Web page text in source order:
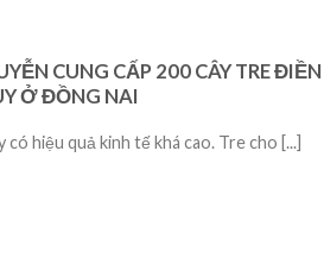
CUNG CẤP 200 CÂY TRE ĐIỀN
Ở ĐỒNG NAI
có hiệu quả kinh tế khá cao. Tre cho [...]